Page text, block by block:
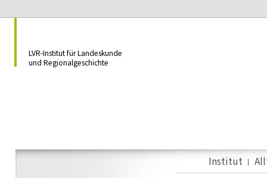
LVR-Institut für Landeskunde
und Regionalgeschichte
Institut